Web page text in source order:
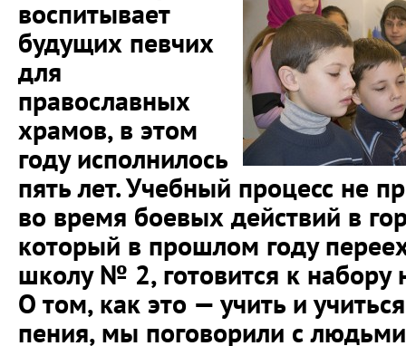
воспитывает
будущих певчих
для
православных
храмов, в этом
году исполнилось
пять лет. Учебный процесс не
во время боевых действий в
который в прошлом году
школу № 2, готовится к набору
О том, как это — учить и
пения, мы поговорили с